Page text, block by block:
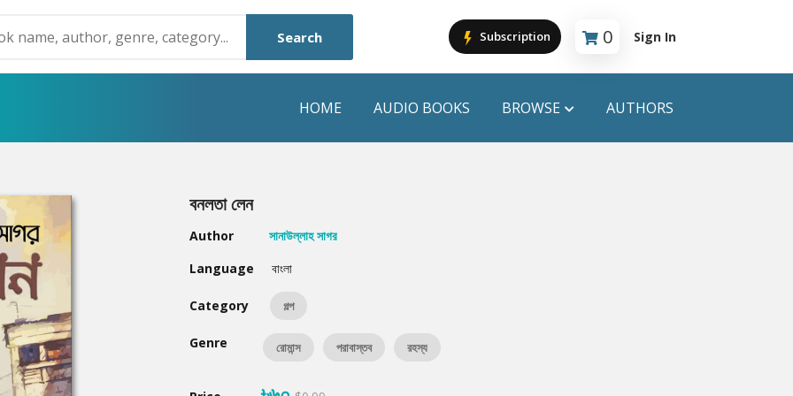
Search Subscription 0
Cart is empty
Sign In
HOME AUDIO BOOKS BROWSE
Humayun Ahmed
Mouri Morium
Hot & New
AUTHORS
বনলতা লেন
Author
সানাউল্লাহ সাগর
Language
বাংলা
Category গল্প
Genre রোমান্স পরাবাস্তব রহস্য